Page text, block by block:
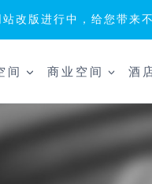
改版进行中，给您带来
间 商业空间 酒